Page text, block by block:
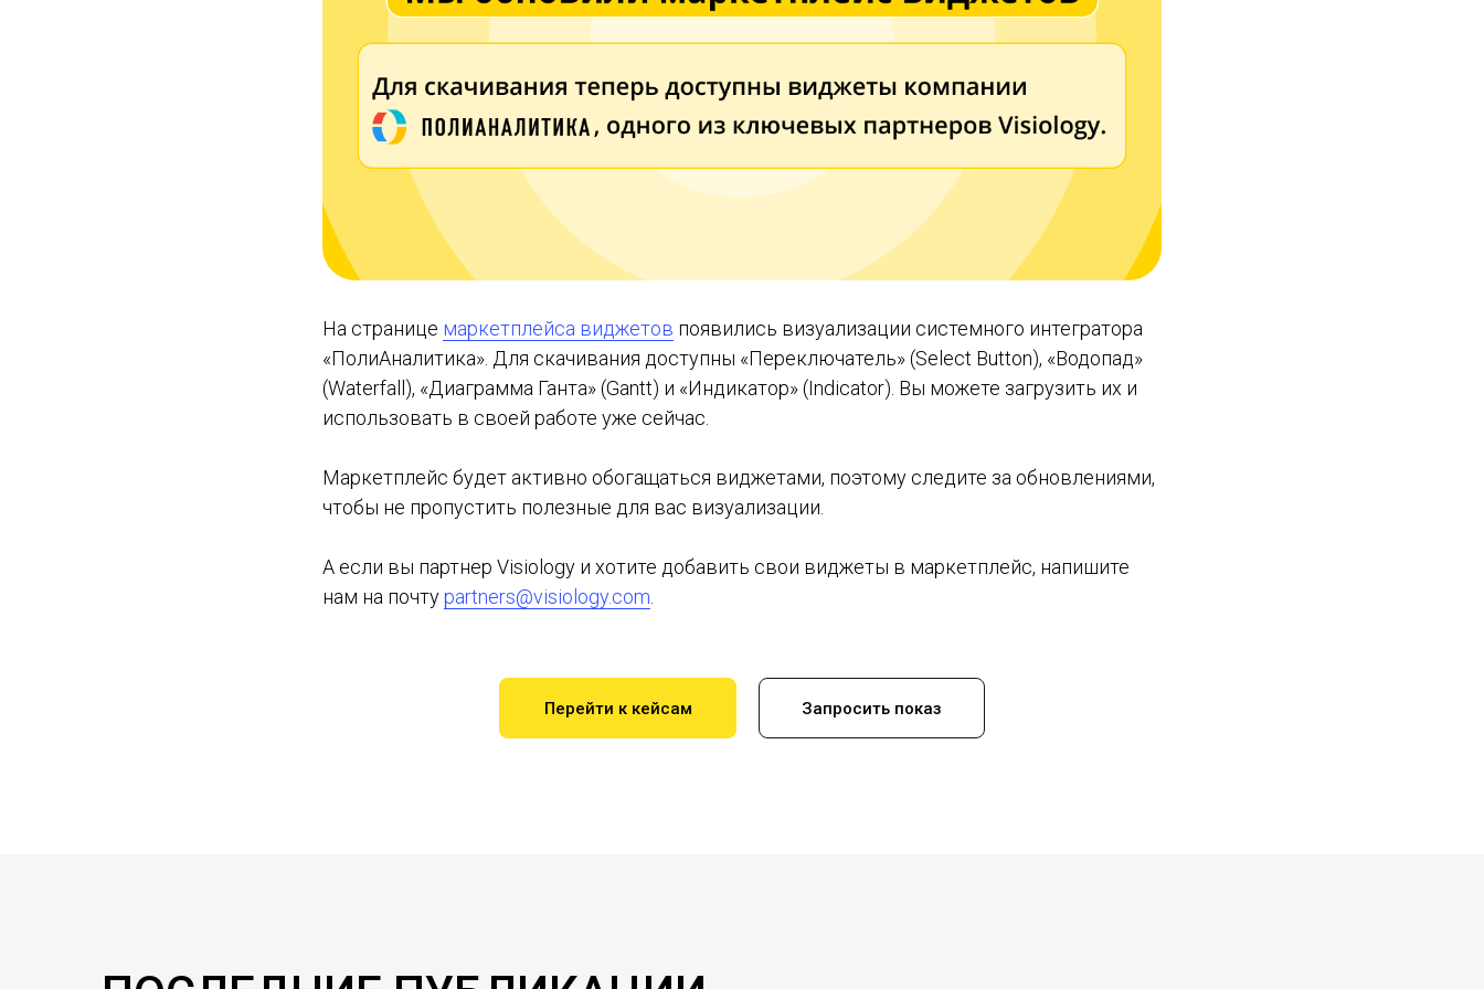
На странице маркетплейса виджетов появились визуализации системного интегратора
«ПолиАналитика». Для скачивания доступны «Переключатель» (Select Button), «Водопад»
(Waterfall), «Диаграмма Ганта» (Gantt) и «Индикатор» (Indicator). Вы можете загрузить их и
использовать в своей работе уже сейчас.
Маркетплейс будет активно обогащаться виджетами, поэтому следите за обновлениями,
чтобы не пропустить полезные для вас визуализации.
А если вы партнер Visiology и хотите добавить свои виджеты в маркетплейс, напишите
нам на почту partners@visiology.com
Перейти к кейсам Запросить показ